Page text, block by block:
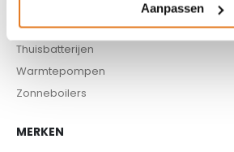
Aanpassen
Rookkanaal
Thuisbatterijen
Warmtepompen
Zonneboilers
MERKEN